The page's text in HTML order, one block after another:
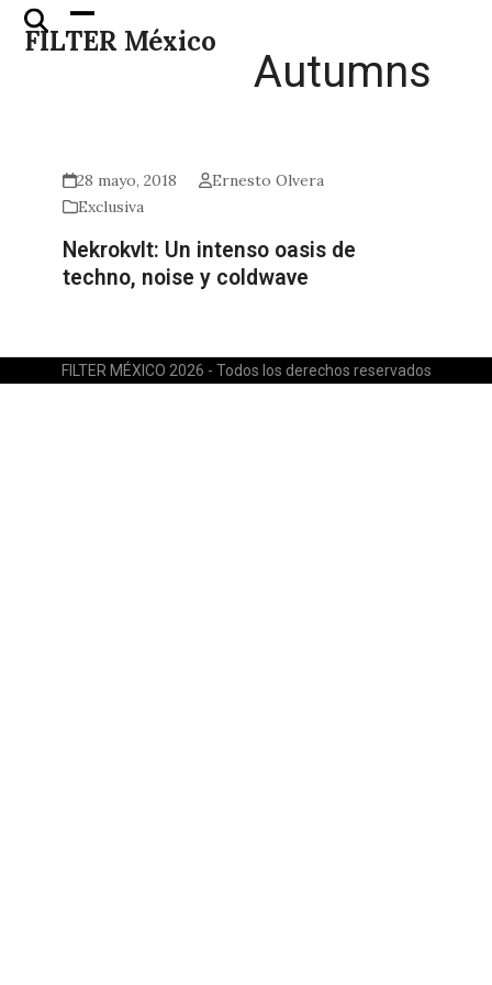
Skip
FILTER México
Open
mobile
Close
mobile
Autumns
28 mayo, 2018
Ernesto Olvera
Exclusiva
Nekrokvlt: Un intenso oasis de
techno, noise y coldwave
FILTER MÉXICO 2026 - Todos los derechos reservados